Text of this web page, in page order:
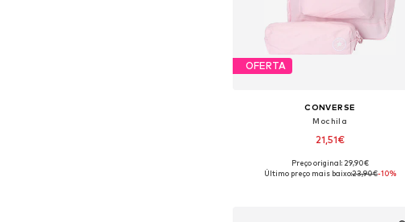
OFERTA
CONVERSE
Mochila
21,51€
Tamanhos disponíveis: One Size
Preço original: 29,90€
Último preço mais baixo:23,90€-10%